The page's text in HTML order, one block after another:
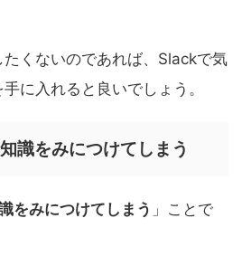
くないのであれば、Slackで気
に入れると良いでしょう。
識をみにつけてしまう
をみにつけてしまう 」ことで